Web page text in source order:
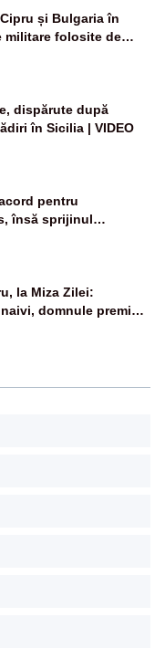
și Bulgaria în
militare folosite de
dispărute după
în Sicilia | VIDEO
pentru
însă sprijinul
la Miza Zilei:
domnule premier